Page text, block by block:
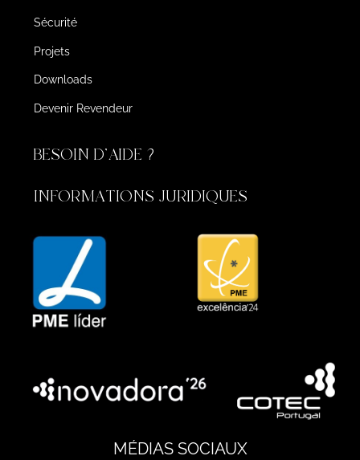
Sécurité
Projets
Downloads
Devenir Revendeur
BESOIN D'AIDE ?
INFORMATIONS JURIDIQUES
MÉDIAS SOCIAUX